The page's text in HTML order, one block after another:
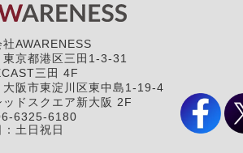
AWARENESS
東京都港区三田1-3-31
三田 4F
大阪市東淀川区東中島1-19-4
ッドスクエア新大阪 2F
6325-6180
：土日祝日